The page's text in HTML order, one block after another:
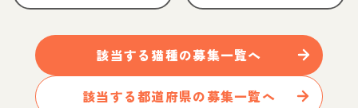
該当する 猫種の募集一覧へ
該当する都道府県の募集一覧へ